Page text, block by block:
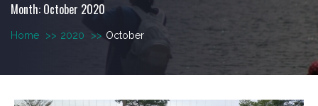
Month: October 2020
Home >> 2020 >> October